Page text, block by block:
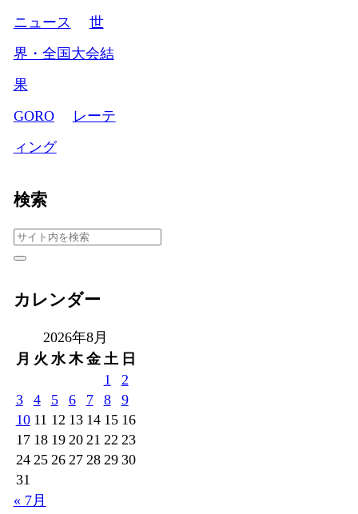
ニュース
世
界・全国大会結
果
GORO
レーテ
ィング
検索
カレンダー
2026年8月
月 火 水 木 金 土 日
1
2
3
4 5 6 7 8
9
10 11 12 13 14 15 16
17 18 19 20 21 22 23
24 25 26 27 28 29 30
31
« 7月